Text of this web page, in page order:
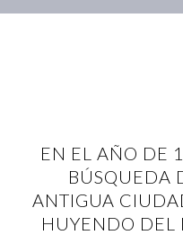
EN EL AÑO DE
BÚSQUEDA
ANTIGUA
HUYENDO DEL